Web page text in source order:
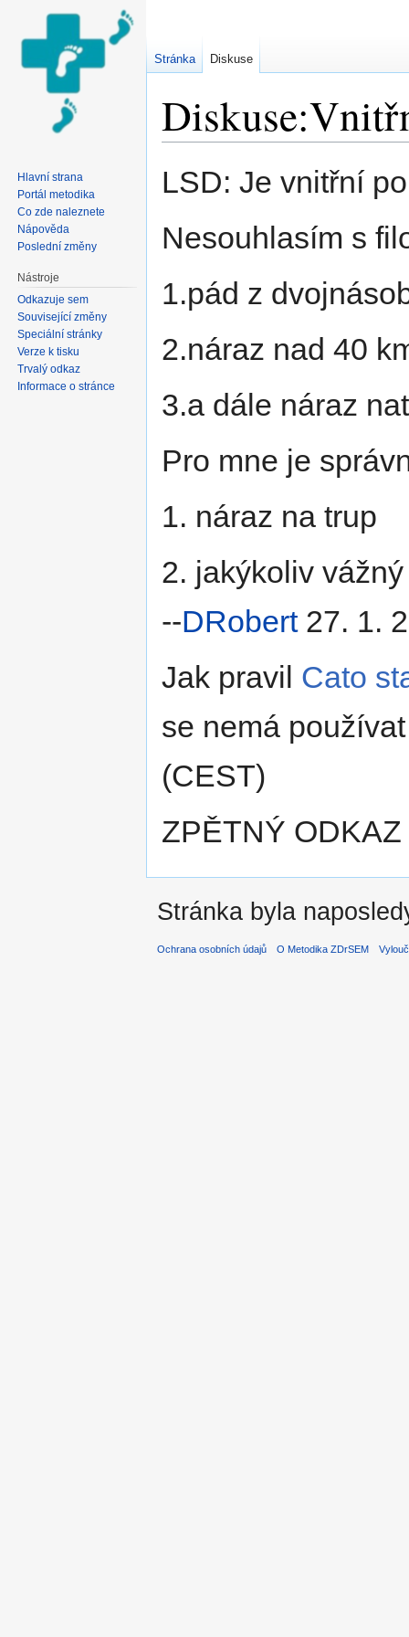
LSD: Je vnitřní
Nesouhlasím s
1.pád z
2.náraz nad 40
3.a dále náraz
Pro mne je
1. náraz na trup
2. jakýkoliv
--DRobert27. 1.
Jak pravil Cato
se nemá
(CEST)
ZPĚTNÝ
Stránka Diskuse
Hlavní strana
Portál metodika
Co zde naleznete
Nápověda
Poslední změny
Nástroje
Odkazuje sem
Související změny
Speciální stránky
Verze k tisku
Trvalý odkaz
Informace o stránce
Stránka byla
Ochrana osobních údajů O Metodika ZDrSEM